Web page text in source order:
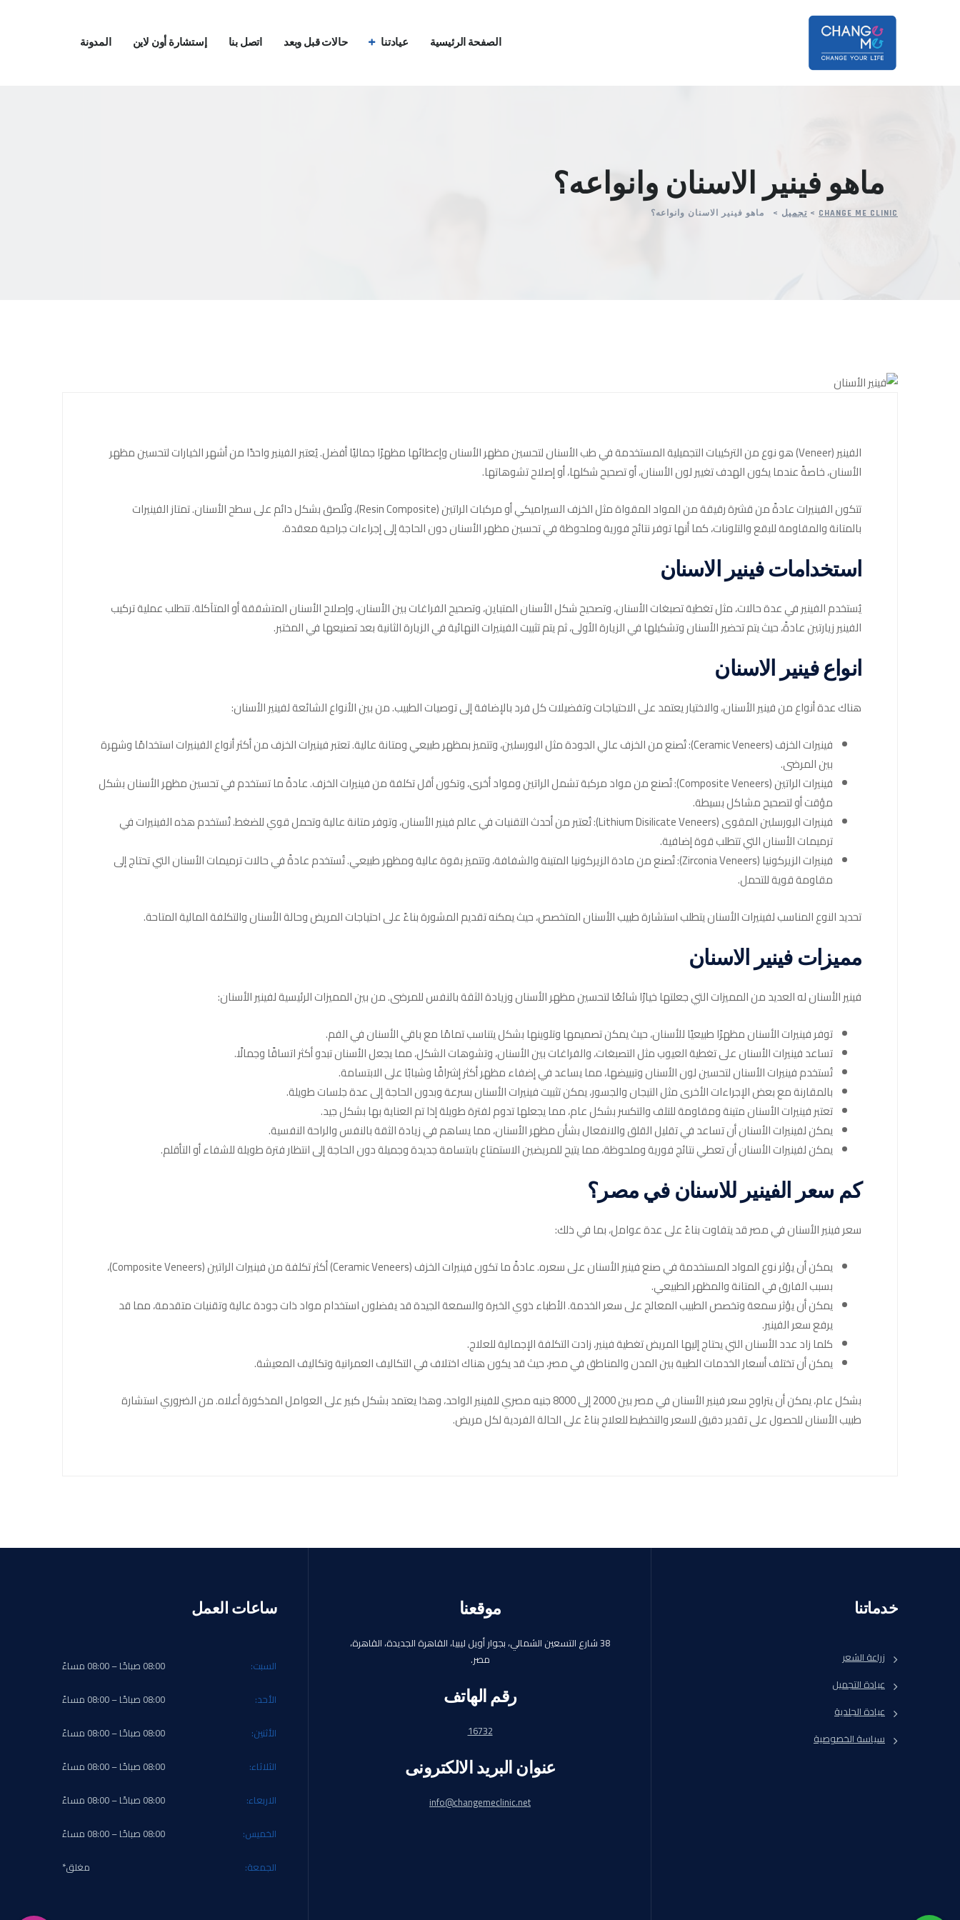
الصفحة الرئيسية عيادتنا حالات قبل وبعد اتصل بنا إستشارة أون لاين المدونة
ماهو فينير الاسنان وانواعه؟
CHANGE ME CLINIC
> تجميل > ماهو فينير الاسنان وانواعه؟
الفينير (Veneer) هو نوع من التركيبات التجميلية المستخدمة في طب الأسنان لتحسين مظهر الأسنان وإعطائها مظهرًا جماليًا أفضل. يُعتبر الفينير واحدًا من أشهر الخيارات لتحسين مظهر
الأسنان، خاصةً عندما يكون الهدف تغيير لون الأسنان، أو تصحيح شكلها، أو إصلاح تشوهاتها.
تتكون الفينيرات عادةً من قشرة رقيقة من المواد المقواة مثل الخزف السيراميكي أو مركبات الراتين (Resin Composite)، وتُلصق بشكل دائم على سطح الأسنان. تمتاز الفينيرات
بالمتانة والمقاومة للبقع والتلونات، كما أنها توفر نتائج فورية وملحوظة في تحسين مظهر الأسنان دون الحاجة إلى إجراءات جراحية معقدة.
استخدامات فينير الاسنان
يُستخدم الفينير في عدة حالات، مثل تغطية تصبغات الأسنان، وتصحيح شكل الأسنان المتباين، وتصحيح الفراغات بين الأسنان، وإصلاح الأسنان المتشققة أو المتآكلة. تتطلب عملية تركيب
الفينير زيارتين عادةً، حيث يتم تحضير الأسنان وتشكيلها في الزيارة الأولى، ثم يتم تثبيت الفينيرات النهائية في الزيارة الثانية بعد تصنيعها في المختبر.
انواع فينير الاسنان
هناك عدة أنواع من فينير الأسنان، والاختيار يعتمد على الاحتياجات وتفضيلات كل فرد بالإضافة إلى توصيات الطبيب. من بين الأنواع الشائعة لفينير الأسنان:
فينيرات الخزف (Ceramic Veneers): تُصنع من الخزف عالي الجودة مثل البورسلين، وتتميز بمظهر طبيعي ومتانة عالية. تعتبر فينيرات الخزف من أكثر أنواع الفينيرات استخدامًا وشهرة
بين المرضى.
فينيرات الراتين (Composite Veneers): تُصنع من مواد مركبة تشمل الراتين ومواد أخرى، وتكون أقل تكلفة من فينيرات الخزف. عادةً ما تستخدم في تحسين مظهر الأسنان بشكل
مؤقت أو لتصحيح مشاكل بسيطة.
فينيرات البورسلين المقوى (Lithium Disilicate Veneers): تُعتبر من أحدث التقنيات في عالم فينير الأسنان، وتوفر متانة عالية وتحمل قوي للضغط. تُستخدم هذه الفينيرات في
ترميمات الأسنان التي تتطلب قوة إضافية.
فينيرات الزيركونيا (Zirconia Veneers): تُصنع من مادة الزيركونيا المتينة والشفافة، وتتميز بقوة عالية ومظهر طبيعي. تُستخدم عادةً في حالات ترميمات الأسنان التي تحتاج إلى
مقاومة قوية للتحمل.
تحديد النوع المناسب لفينيرات الأسنان يتطلب استشارة طبيب الأسنان المتخصص، حيث يمكنه تقديم المشورة بناءً على احتياجات المريض وحالة الأسنان والتكلفة المالية المتاحة.
مميزات فينير الاسنان
فينير الأسنان له العديد من المميزات التي جعلتها خيارًا شائعًا لتحسين مظهر الأسنان وزيادة الثقة بالنفس للمرضى. من بين المميزات الرئيسية لفينير الأسنان:
توفر فينيرات الأسنان مظهرًا طبيعيًا للأسنان، حيث يمكن تصميمها وتلوينها بشكل يتناسب تمامًا مع باقي الأسنان في الفم.
تساعد فينيرات الأسنان على تغطية العيوب مثل التصبغات، والفراغات بين الأسنان، وتشوهات الشكل، مما يجعل الأسنان تبدو أكثر اتساقًا وجمالًا.
تُستخدم فينيرات الأسنان لتحسين لون الأسنان وتبييضها، مما يساعد في إضفاء مظهر أكثر إشراقًا وشبابًا على الابتسامة.
بالمقارنة مع بعض الإجراءات الأخرى مثل التيجان والجسور، يمكن تثبيت فينيرات الأسنان بسرعة وبدون الحاجة إلى عدة جلسات طويلة.
تعتبر فينيرات الأسنان متينة ومقاومة للتلف والتكسر بشكل عام، مما يجعلها تدوم لفترة طويلة إذا تم العناية بها بشكل جيد.
يمكن لفينيرات الأسنان أن تساعد في تقليل القلق والانفعال بشأن مظهر الأسنان، مما يساهم في زيادة الثقة بالنفس والراحة النفسية.
يمكن لفينيرات الأسنان أن تعطي نتائج فورية وملحوظة، مما يتيح للمريضين الاستمتاع بابتسامة جديدة وجميلة دون الحاجة إلى انتظار فترة طويلة للشفاء أو التأقلم.
كم سعر الفينير للاسنان في مصر؟
سعر فينير الأسنان في مصر قد يتفاوت بناءً على عدة عوامل، بما في ذلك:
يمكن أن يؤثر نوع المواد المستخدمة في صنع فينير الأسنان على سعره. عادةً ما تكون فينيرات الخزف (Ceramic Veneers) أكثر تكلفة من فينيرات الراتين (Composite Veneers)،
بسبب الفارق في المتانة والمظهر الطبيعي.
يمكن أن يؤثر سمعة وتخصص الطبيب المعالج على سعر الخدمة. الأطباء ذوي الخبرة والسمعة الجيدة قد يفضلون استخدام مواد ذات جودة عالية وتقنيات متقدمة، مما قد
يرفع سعر الفينير.
كلما زاد عدد الأسنان التي يحتاج إليها المريض تغطية فينير، زادت التكلفة الإجمالية للعلاج.
يمكن أن تختلف أسعار الخدمات الطبية بين المدن والمناطق في مصر، حيث قد يكون هناك اختلاف في التكاليف العمرانية وتكاليف المعيشة.
بشكل عام، يمكن أن يتراوح سعر فينير الأسنان في مصر بين 2000 إلى 8000 جنيه مصري للفينير الواحد، وهذا يعتمد بشكل كبير على العوامل المذكورة أعلاه. من الضروري استشارة
طبيب الأسنان للحصول على تقدير دقيق للسعر والتخطيط للعلاج بناءً على الحالة الفردية لكل مريض.
خدماتنا
زراعة الشعر
عيادة التجميل
عيادة الجلدية
سياسة الخصوصية
موقعنا
38 شارع التسعين الشمالي، بجوار أويل ليبيا، القاهرة الجديدة، القاهرة،
مصر.
رقم الهاتف
16732
عنوان البريد الالكترونى
info@changemeclinic.net
ساعات العمل
السبت:
08:00 صباحًا – 08:00 مساءً
الأحد:
08:00 صباحًا – 08:00 مساءً
الأثنين:
08:00 صباحًا – 08:00 مساءً
الثلاثاء:
08:00 صباحًا – 08:00 مساءً
الاربعاء:
08:00 صباحًا – 08:00 مساءً
الخميس:
08:00 صباحًا – 08:00 مساءً
الجمعة:
مغلق*